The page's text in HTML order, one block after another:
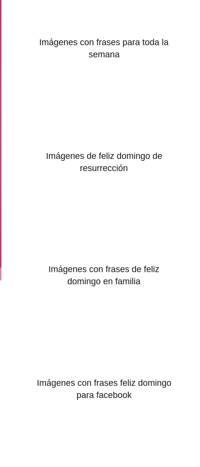
Imágenes con frases para toda la
semana
Imágenes de feliz domingo de
resurrección
Imágenes con frases de feliz
domingo en familia
Imágenes con frases feliz domingo
para facebook